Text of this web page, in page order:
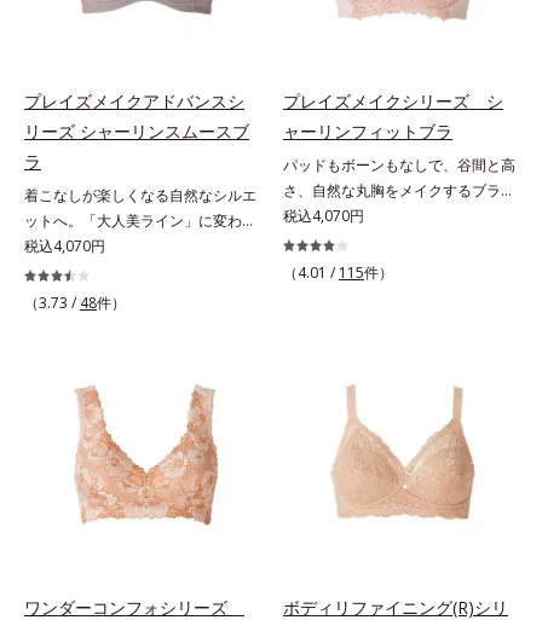
を圧迫せずにふんわりフィットしつ
種類のサイズをご用意多くのグラマ
ーさんに対応すべく、幅広く細かな
サイズ展開を行いました。
プレイズメイクアドバンスシ
リーズ シャーリンスムースブ
ラ
着こなしが楽しくなる自然なシルエ
ットへ。「大人美ライン」に変わる
ブラ。広い「シャーリングカップ」
で、そげ胸に丸みメイク「大人世代
のボディを美しく魅せる」という発
で、そげ胸に自然な丸みをメイク。
なめすように包み込んで、背中も脇
も段差すっきり。タイトなニットで
もキレイに着こなせる「大人美ライ
ン」に変わります。
税込4,070円
（3.73 / 48件）
プレイズメイクシリーズ シ
ャーリンフィットブラ
パッドもボーンもなしで、谷間と高
さ、自然な丸胸をメイクするブラ。
体とブラが一体になる新感覚で、自
然な丸胸メイク「ありのままの自分
で美しくなる」という思想の「プレ
み」をメイクします。オフィス服か
らTシャツまで使えるマルチなブラ
税込4,070円
（4.01 / 115件）
ワンダーコンフォシリーズ
ボディリファイニング(R)シリ